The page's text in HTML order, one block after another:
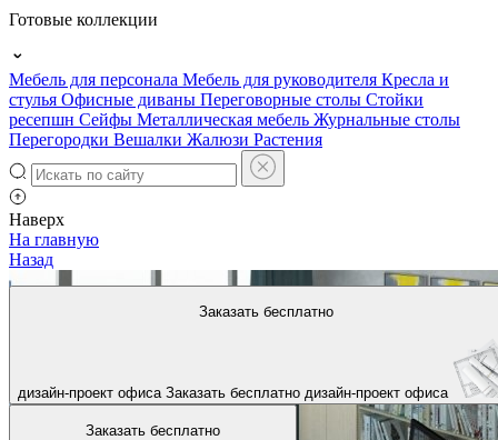
Готовые коллекции
Мебель для персонала Мебель для руководителя Кресла и
стулья Офисные диваны Переговорные столы Стойки
ресепшн Сейфы Металлическая мебель Журнальные столы
Перегородки Вешалки Жалюзи Растения
Наверх
Заказать бесплатно
дизайн-проект офиса Заказать бесплатно дизайн-проект офиса
Заказать бесплатно
На главную
Назад